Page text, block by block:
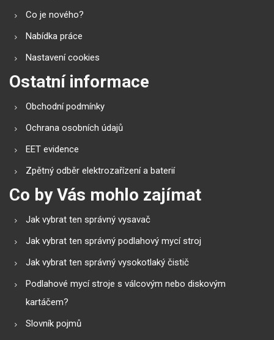
Co je nového?
Nabídka práce
Nastavení cookies
Ostatní informace
Obchodní podmínky
Ochrana osobních údajů
EET evidence
Zpětný odběr elektrozařízení a baterií
Co by Vás mohlo zajímat
Jak vybrat ten správný vysavač
Jak vybrat ten správný podlahový mycí stroj
Jak vybrat ten správný vysokotlaký čistič
Podlahové mycí stroje s válcovým nebo diskovým
kartáčem?
Slovník pojmů